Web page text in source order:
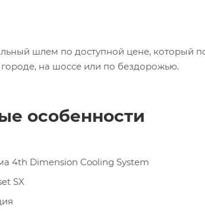
шлем по доступной цене, который
на шоссе или по бездорожью.
особенности
4th Dimension Cooling System
SX